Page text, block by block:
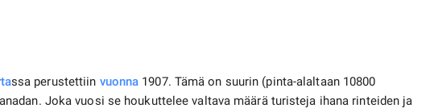
ssa perustettiin vuonna 1907. Tämä on suurin (pinta-alaltaan 10800
Joka vuosi se houkuttelee valtava määrä turisteja ihana rinteiden ja